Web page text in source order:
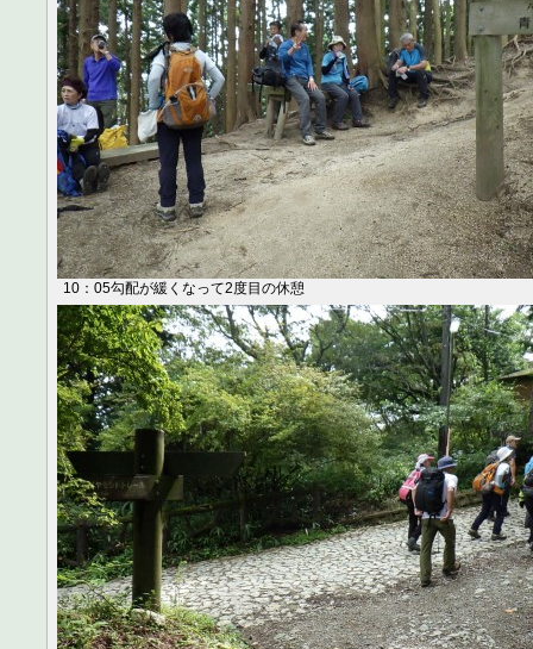
10：05勾配が緩くなって2度目の休憩